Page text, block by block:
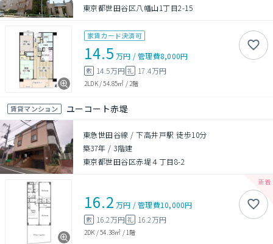
東京都世田谷区八幡山1丁目2-15
家賃カード決済可
14.5 万円 /管理費8,000円
敷 14.5万円 礼 17.4万円
2LDK/54.85㎡ /2階
賃貸マンション ユーコート赤堤
東急世田谷線 / 下高井戸駅 徒歩10分
築37年 / 3階建
東京都世田谷区赤堤４丁目8-2
16.2 万円 /管理費10,000円
敷 16.2万円 礼 16.2万円
2DK /54.38㎡ / 1階